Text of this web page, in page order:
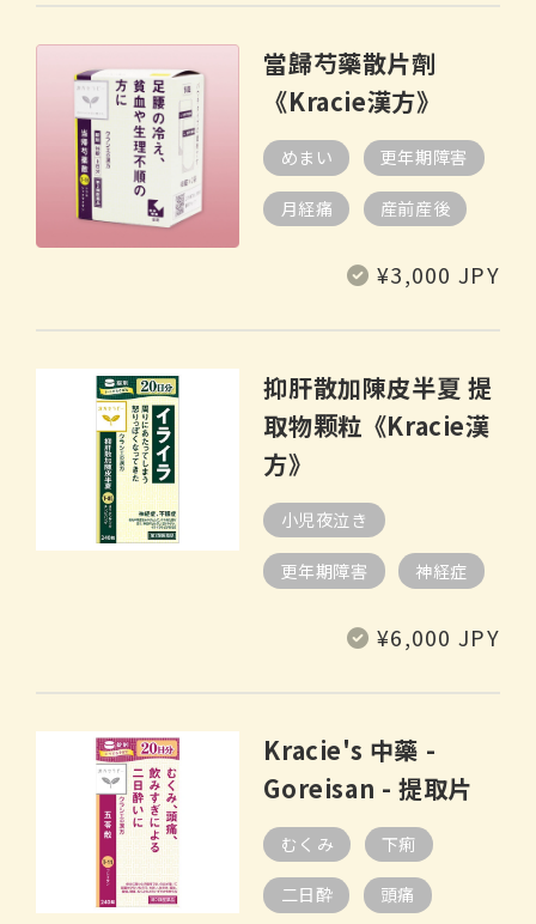
當歸芍藥散片劑
《Kracie漢方》
めまい 更年期障害
月経痛 産前産後
定 ¥3,000 JPY
抑肝散加陳皮半夏 提
取物颗粒《Kracie漢
方》
小児夜泣き
更年期障害 神経症
定 ¥6,000 JPY
Kracie's 中藥 -
Goreisan - 提取片
むくみ 下痢
二日酔 頭痛